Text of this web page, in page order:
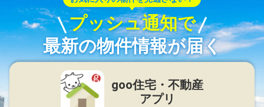
プッシュ通知で
最新の物件情報が届く
goo住宅・不動産
アプリ